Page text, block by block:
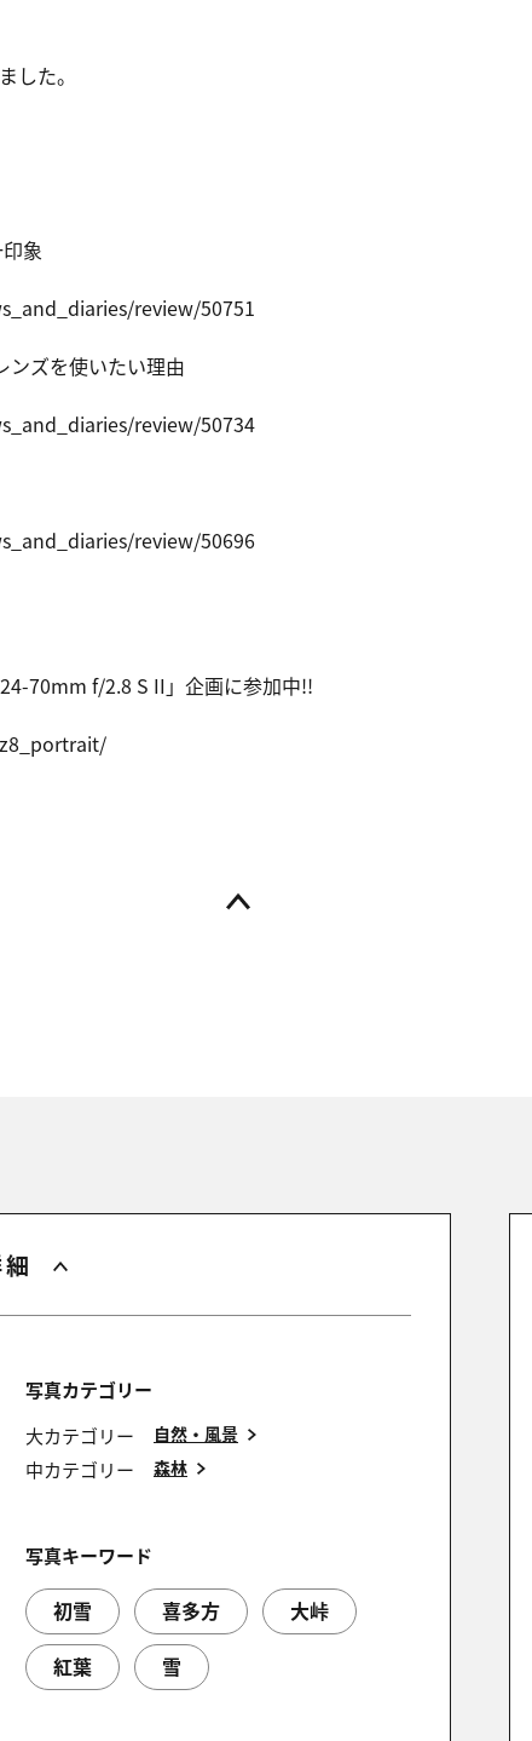
した。
象
_and_diaries/review/50751
ンズを使いたい理由
_and_diaries/review/50734
_and_diaries/review/50696
70mm f/2.8 S II」企画に参加中!!
8_portrait/
写真カテゴリー
大カテゴリー
自然・風景
中カテゴリー 森林
写真キーワード
初雪 喜多方
大峠
紅葉
雪